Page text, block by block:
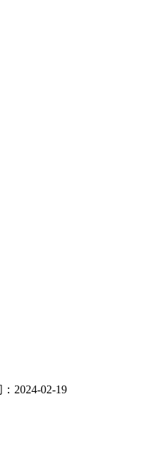
2024-02-19